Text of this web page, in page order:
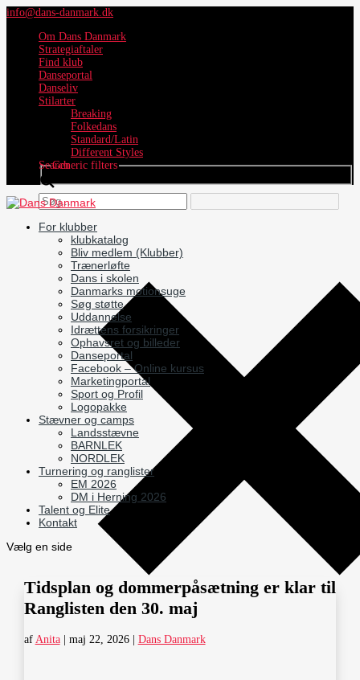
info@dans-danmark.dk
Om Dans Danmark
Strategiaftaler
Find klub
Danseportal
Danseliv
Stilarter
Breaking
Folkedans
Standard/Latin
Different Styles
Search
Generic filters
For klubber
klubkatalog
Bliv medlem (Klubber)
Trænerløfte
Dans i skolen
Danmarks motionsuge
Søg støtte
Uddannelse
Idrættens forsikringer
Ophavsret og billeder
Danseportal
Facebook – Online kursus
Marketingportal
Sport og Profil
Logopakke
Stævner og camps
Landsstævne
BARNLEK
NORDLEK
Turnering og ranglister
EM 2026
DM i Herning 2026
Talent og Elite
Kontakt
Vælg en side
Tidsplan og dommerpåsætning er klar til
Ranglisten den 30. maj
af Anita| maj 22, 2026| Dans Danmark